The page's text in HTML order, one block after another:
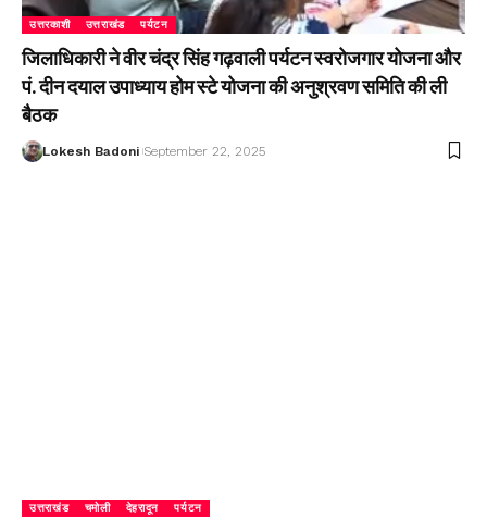
उत्तरकाशी उत्तराखंड पर्यटन
जिलाधिकारी ने वीर चंद्र सिंह गढ़वाली पर्यटन स्वरोजगार योजना और
पं. दीन दयाल उपाध्याय होम स्टे योजना की अनुश्रवण समिति की ली
बैठक
Lokesh Badoni September 22, 2025
उत्तराखंड चमोली देहरादून पर्यटन